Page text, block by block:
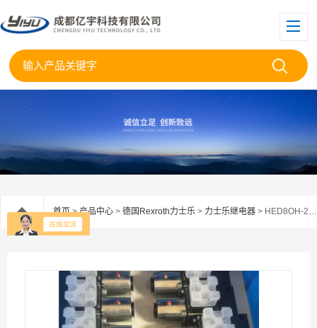
首页>产品中心 > 德国Rexroth力士乐 > 力士乐继电器 > HED8OH-2X/100K14ASRexroth力士乐继电器HED8OH-2X/100K14As